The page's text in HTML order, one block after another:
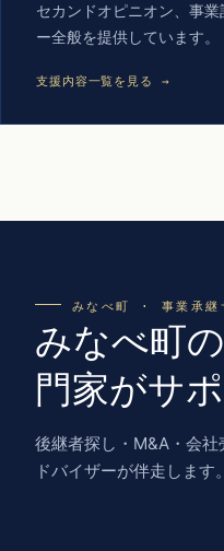
セカンドオピニオン、事
ー全般を提供しています。
支援内容一覧を見る →
みなべ町 · 事業承継
みなべ町
門家がサ
後継者探し・M&A・会
ドバイザーが伴走します。